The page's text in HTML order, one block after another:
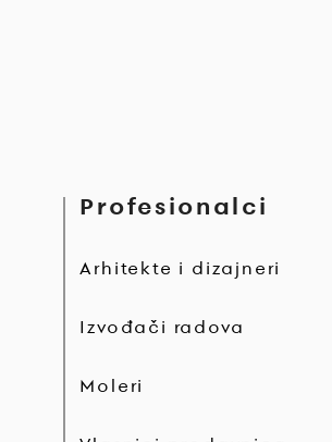
Profesionalci
Arhitekte i dizajneri
Izvođači radova
Moleri